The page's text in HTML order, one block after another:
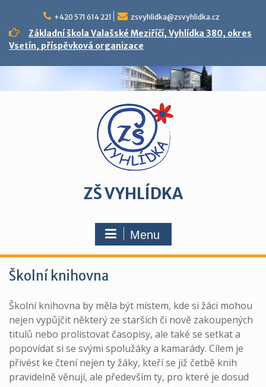
content
+420 571 614 221 zsvyhlidka@zsvyhlidka.cz
Základní škola Valašské Meziříčí, Vyhlídka 380, okres
Vsetín, příspěvková organizace
ZŠ VYHLÍDKA
Menu
Školní knihovna
Školní knihovna by měla být místem, kde si žáci mohou
nejen vypůjčit některý ze starších či nově zakoupených
titulů nebo prolistovat časopisy, ale také se setkat a
popovídat si se svými spolužáky a kamarády. Cílem je
přivést ke čtení nejen ty žáky, kteří se již četbě knih
pravidelně věnují, ale především ty, pro které je dosud